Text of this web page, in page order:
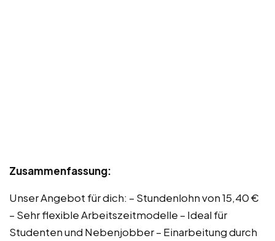
Zusammenfassung:
Unser Angebot für dich: – Stundenlohn von 15,40 €
– Sehr flexible Arbeitszeitmodelle – Ideal für
Studenten und Nebenjobber – Einarbeitung durch